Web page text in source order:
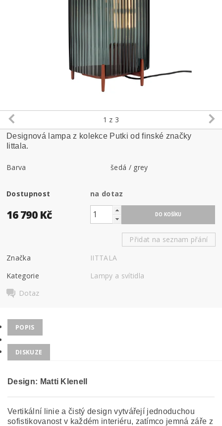
1 z 3
Designová lampa z kolekce Putki od finské značky
Iittala.
Barva šedá / grey
Dostupnost na dotaz
16 790 Kč
Přidat na seznam přání
Značka
IITTALA
Kategorie
Lampy a svítidla
Dotaz
POPIS
DISKUZE
Design: Matti Klenell
Vertikální linie a čistý design vytvářejí jednoduchou
sofistikovanost v každém interiéru, zatímco jemná záře z